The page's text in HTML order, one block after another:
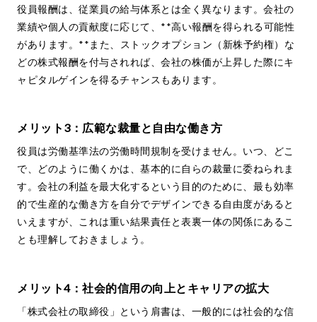
役員報酬は、従業員の給与体系とは全く異なります。会社の
業績や個人の貢献度に応じて、**高い報酬を得られる可能性
があります。**また、ストックオプション（新株予約権）な
どの株式報酬を付与されれば、会社の株価が上昇した際にキ
ャピタルゲインを得るチャンスもあります。
メリット3：広範な裁量と自由な働き方
役員は労働基準法の労働時間規制を受けません。いつ、どこ
で、どのように働くかは、基本的に自らの裁量に委ねられま
す。会社の利益を最大化するという目的のために、最も効率
的で生産的な働き方を自分でデザインできる自由度があると
いえますが、これは重い結果責任と表裏一体の関係にあるこ
とも理解しておきましょう。
メリット4：社会的信用の向上とキャリアの拡大
「株式会社の取締役」という肩書は、一般的には社会的な信